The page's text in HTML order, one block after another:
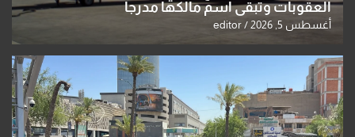
العقوبات وتبقي اسم مالكها مدرجا
أغسطس 5, 2026 editor